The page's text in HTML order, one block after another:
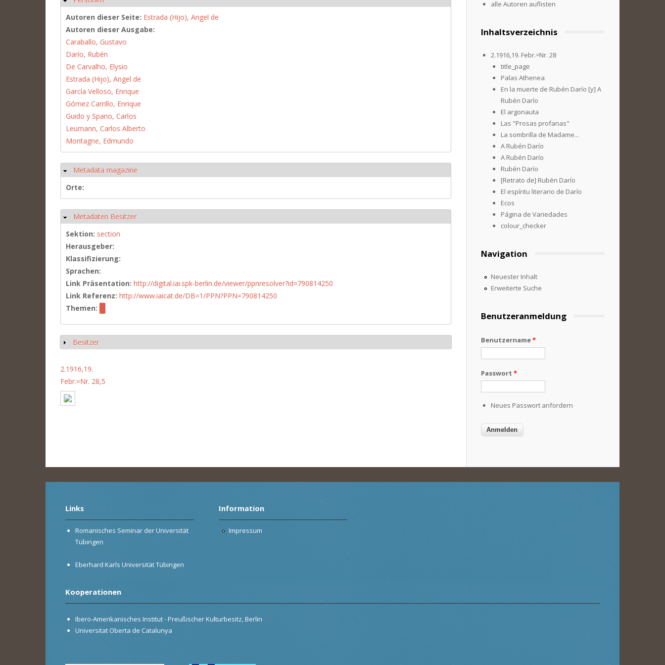
Autoren dieser Seite: Estrada (Hijo), Angel de
Autoren dieser Ausgabe:
Caraballo, Gustavo
Darío, Rubén
De Carvalho, Elysio
Estrada (Hijo), Angel de
García Velloso, Enrique
Gómez Carrillo, Enrique
Guido y Spano, Carlos
Leumann, Carlos Alberto
Montagne, Edmundo
Ausblenden
Metadata magazine
Orte:
Ausblenden
Metadaten Besitzer
Sektion: section
Herausgeber:
Klassifizierung:
Sprachen:
Link Präsentation: http://digital.iai.spk-berlin.de/viewer/ppnresolver?id=790814250
Link Referenz: http://www.iaicat.de/DB=1/PPN?PPN=790814250
Themen:
Anzeigen
Besitzer
2.1916,19.
Febr.=Nr. 28,5
alle Autoren auflisten
Inhaltsverzeichnis
2.1916,19. Febr.=Nr. 28
title_page
Palas Athenea
En la muerte de Rubén Darío [y] A
Rubén Darío
El argonauta
Las "Prosas profanas"
La sombrilla de Madame...
A Rubén Darío
A Rubén Darío
Rubén Darío
[Retrato de] Rubén Darío
El espíritu literario de Darío
Ecos
Página de Variedades
colour_checker
Navigation
Neuester Inhalt
Erweiterte Suche
Benutzeranmeldung
Benutzername*
Passwort *
Neues Passwort anfordern
Links
Romanisches Seminar der Universität
Tübingen
Eberhard Karls Universität Tübingen
Information
Impressum
Kooperationen
Ibero-Amerikanisches Institut - Preußischer Kulturbesitz, Berlin
Universitat Oberta de Catalunya